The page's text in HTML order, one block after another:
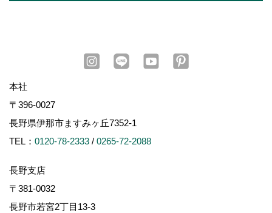
本社
〒396-0027
長野県伊那市ますみヶ丘7352-1
TEL： 0120-78-2333 / 0265-72-2088
長野支店
〒381-0032
長野市若宮2丁目13-3